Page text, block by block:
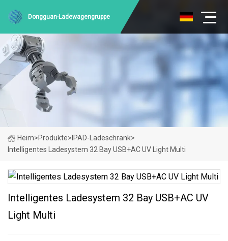
Dongguan-Ladewagengruppe
Heim>Produkte> IPAD-Ladeschrank>
Intelligentes Ladesystem 32 Bay USB+AC UV Light Multi
Intelligentes Ladesystem 32 Bay USB+AC UV
Light Multi